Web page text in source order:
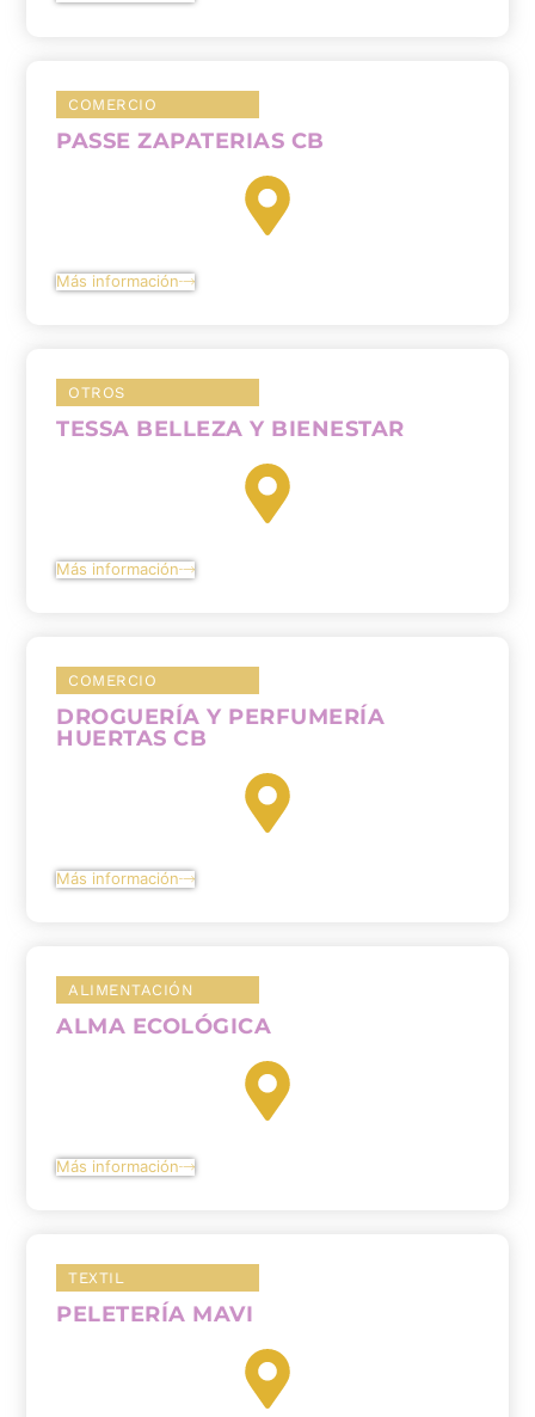
COMERCIO
PASSE ZAPATERIAS CB
Más información
OTROS
TESSA BELLEZA Y BIENESTAR
Más información
COMERCIO
DROGUERÍA Y PERFUMERÍA
HUERTAS CB
Más información
ALIMENTACIÓN
ALMA ECOLÓGICA
Más información
TEXTIL
PELETERÍA MAVI